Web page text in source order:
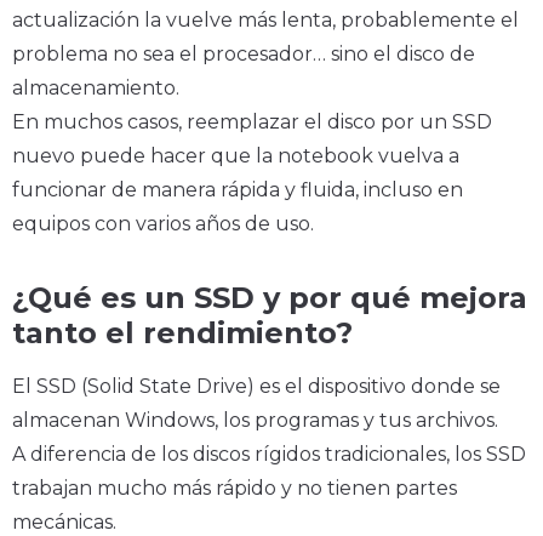
actualización la vuelve más lenta, probablemente el
problema no sea el procesador… sino el disco de
almacenamiento.
En muchos casos, reemplazar el disco por un SSD
nuevo puede hacer que la notebook vuelva a
funcionar de manera rápida y fluida, incluso en
equipos con varios años de uso.
¿Qué es un SSD y por qué mejora
tanto el rendimiento?
El SSD (Solid State Drive) es el dispositivo donde se
almacenan Windows, los programas y tus archivos.
A diferencia de los discos rígidos tradicionales, los SSD
trabajan mucho más rápido y no tienen partes
mecánicas.